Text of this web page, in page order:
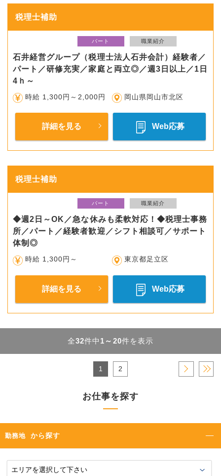
税理士補助
パート 職業紹介
石井経営グループ（税理士法人石井会計）経験者／
パート／研修充実／家庭と両立◎／週3日以上／1日
4ｈ～
時給 1,300円～2,000円 岡山県岡山市北区
詳細を見る Web応募
税理士補助
パート 職業紹介
◆週2日～OK／急な休みも柔軟対応！◆税理士事務
所／パート／経験者歓迎／シフト相談可／サポート
体制◎
時給 1,300円～ 東京都足立区
詳細を見る Web応募
全32件中 1～20件を表示
1 2 › »
お仕事を探す
勤務地 から探す